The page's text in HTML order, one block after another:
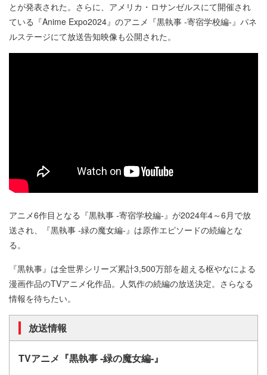
とが発表された。さらに、アメリカ・ロサンゼルスにて開催され
ている『Anime Expo2024』のアニメ『黒執事 -寄宿学校編-』パネ
ルステージにて放送告知映像も公開された。
アニメ6作目となる『黒執事 -寄宿学校編-』が2024年4～6月で放
送され、『黒執事 -緑の魔女編-』は原作エピソードの続編とな
る。
『黒執事』は全世界シリーズ累計3,500万部を超える枢やなによる
漫画作品のTVアニメ化作品。人気作の続編の放送決定。さらなる
情報を待ちたい。
放送情報
TVアニメ『黒執事 -緑の魔女編-』